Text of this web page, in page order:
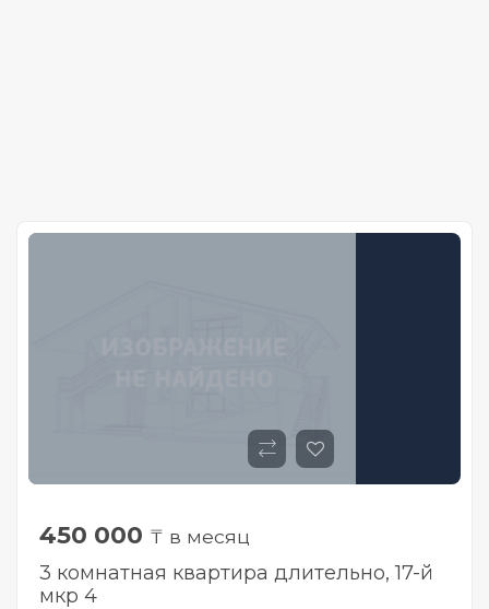
450 000 ₸ в месяц
3 комнатная квартира длительно, 17-й
мкр 4